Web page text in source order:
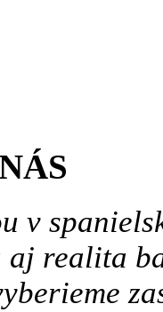
v
aj realita